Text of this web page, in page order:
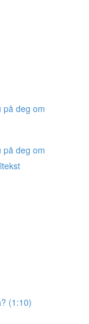
på deg om
på deg om
(1:10)